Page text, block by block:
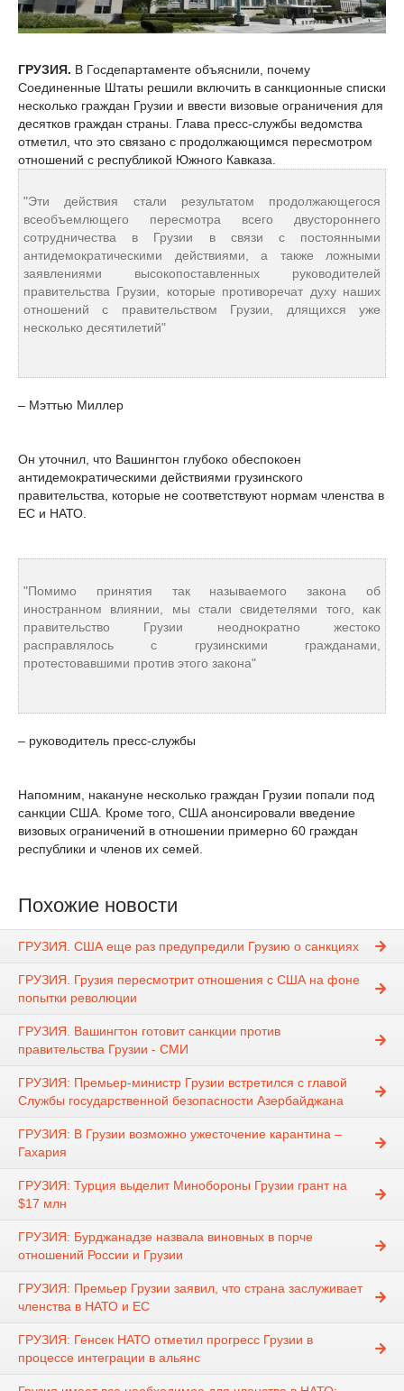
ГРУЗИЯ. В Госдепартаменте объяснили, почему
Соединенные Штаты решили включить в санкционные списки
несколько граждан Грузии и ввести визовые ограничения для
десятков граждан страны. Глава пресс-службы ведомства
отметил, что это связано с продолжающимся пересмотром
отношений с республикой Южного Кавказа.
"Эти действия стали результатом продолжающегося
всеобъемлющего пересмотра всего двустороннего
сотрудничества в Грузии в связи с постоянными
антидемократическими действиями, а также ложными
заявлениями высокопоставленных руководителей
правительства Грузии, которые противоречат духу наших
отношений с правительством Грузии, длящихся уже
несколько десятилетий"
– Мэттью Миллер
Он уточнил, что Вашингтон глубоко обеспокоен
антидемократическими действиями грузинского
правительства, которые не соответствуют нормам членства в
ЕС и НАТО.
"Помимо принятия так называемого закона об
иностранном влиянии, мы стали свидетелями того, как
правительство Грузии неоднократно жестоко
расправлялось с грузинскими гражданами,
протестовавшими против этого закона"
– руководитель пресс-службы
Напомним, накануне несколько граждан Грузии попали под
санкции США. Кроме того, США анонсировали введение
визовых ограничений в отношении примерно 60 граждан
республики и членов их семей.
Похожие новости
ГРУЗИЯ. США еще раз предупредили Грузию о санкциях
ГРУЗИЯ. Грузия пересмотрит отношения с США на фоне
попытки революции
ГРУЗИЯ. Вашингтон готовит санкции против
правительства Грузии - СМИ
ГРУЗИЯ: Премьер-министр Грузии встретился с главой
Службы государственной безопасности Азербайджана
ГРУЗИЯ: В Грузии возможно ужесточение карантина –
Гахария
ГРУЗИЯ: Турция выделит Минобороны Грузии грант на
$17 млн
ГРУЗИЯ: Бурджанадзе назвала виновных в порче
отношений России и Грузии
ГРУЗИЯ: Премьер Грузии заявил, что страна заслуживает
членства в НАТО и ЕС
ГРУЗИЯ: Генсек НАТО отметил прогресс Грузии в
процессе интеграции в альянс